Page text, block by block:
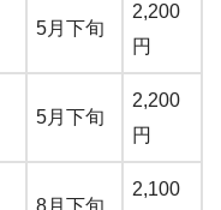
5月下旬
2,200
円
5月下旬
2,200
円
8月下旬
2,100